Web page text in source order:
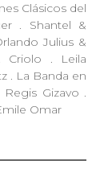
Clásicos del
. Shantel &
Julius &
Criolo . Leila
. La Banda en
Gizavo .
Omar